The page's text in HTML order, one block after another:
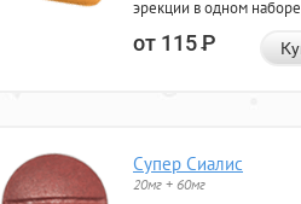
эрекции в одном
от 115Р
Супер Сиалис
20мг + 60мг